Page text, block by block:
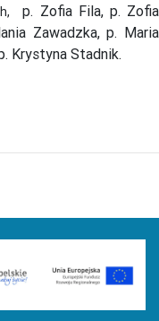
p. Zofia Fila, p. Zofia
Zawadzka, p. Maria
Krystyna Stadnik.